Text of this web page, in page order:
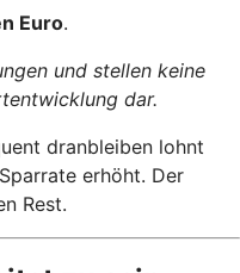
Euro.
und stellen keine
dar.
dranbleiben lohnt
erhöht. Der
Rest.